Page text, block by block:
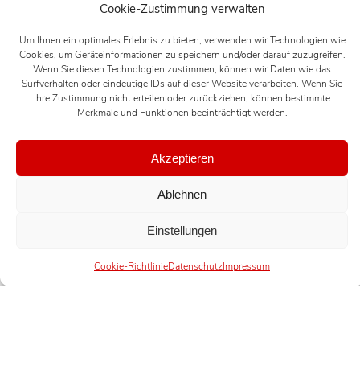
Cookie-Zustimmung verwalten
Um Ihnen ein optimales Erlebnis zu bieten, verwenden wir Technologien wie
Cookies, um Geräteinformationen zu speichern und/oder darauf zuzugreifen.
Wenn Sie diesen Technologien zustimmen, können wir Daten wie das
Surfverhalten oder eindeutige IDs auf dieser Website verarbeiten. Wenn Sie
Ihre Zustimmung nicht erteilen oder zurückziehen, können bestimmte
Merkmale und Funktionen beeinträchtigt werden.
Akzeptieren
Ablehnen
Einstellungen
Cookie-RichtlinieDatenschutzImpressum